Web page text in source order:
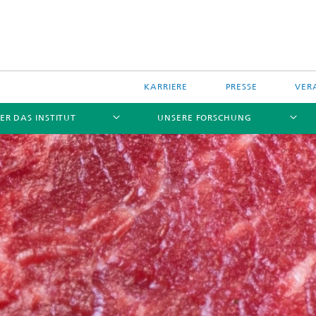
KARRIERE PRESSE
DAS INSTITUT UNSERE FORSCHUNG
von
Gewässerschutz
von
Naturstoffforschung
Food & Feed Improvement Agents
Schad- und Vektor-